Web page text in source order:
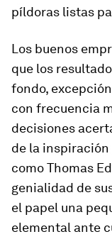
píldoras listas
Los buenos
que los
fondo,
con frecuencia
decisiones
de la
como Thomas
genialidad de
el papel una
elemental ante